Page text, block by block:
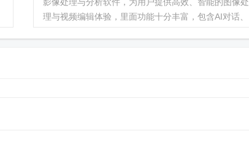
理与视频编辑体验，里面功能十分丰富，包含AI对话、